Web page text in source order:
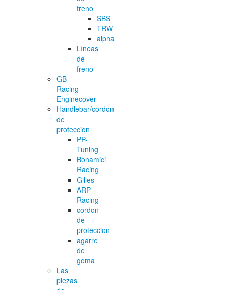
freno
SBS
TRW
alpha
Líneas
de
freno
GB-
Racing
Enginecover
Handlebar/cordon
de
proteccion
PP-
Tuning
Bonamici
Racing
Gilles
ARP
Racing
cordon
de
proteccion
agarre
de
goma
Las
piezas